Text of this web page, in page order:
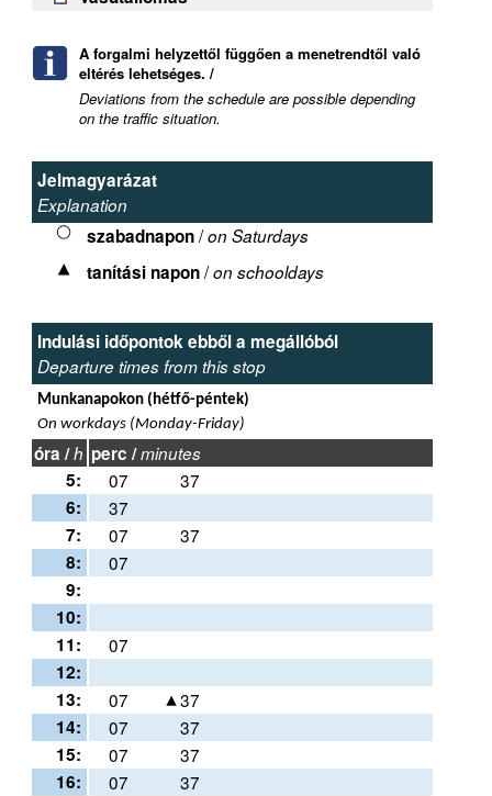
A forgalmi helyzettől függően a menetrendtől való
eltérés lehetséges. /
Deviations from the schedule are possible depending
on the traffic situation.
Jelmagyarázat
Explanation
szabadnapon/on Saturdays
tanítási napon/on schooldays
Indulási időpontok ebből a megállóból
Departure times from this stop
Munkanapokon (hétfő-péntek)
On workdays (Monday-Friday)
óra /h perc /minutes
5: 07
37
6:
37
7:
07
37
8:
07
9:
10:
11:
07
12:
13:
07
37
14:
07
37
15:
07
37
16:
07
37